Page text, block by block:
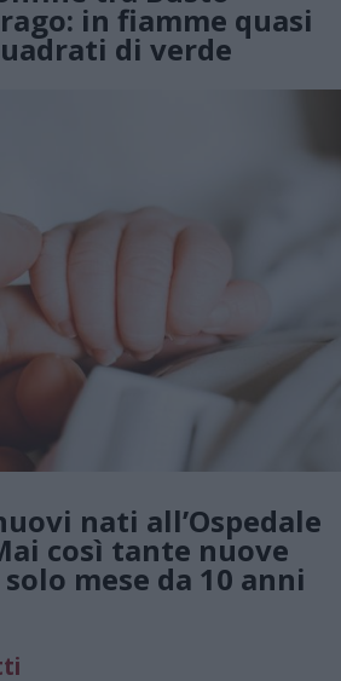
in fiamme quasi
di verde
nati all’Ospedale
così tante nuove
mese da 10 anni